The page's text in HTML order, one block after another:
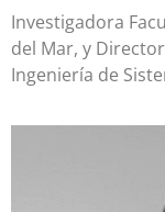
Investigadora
del Mar, y
Ingeniería de